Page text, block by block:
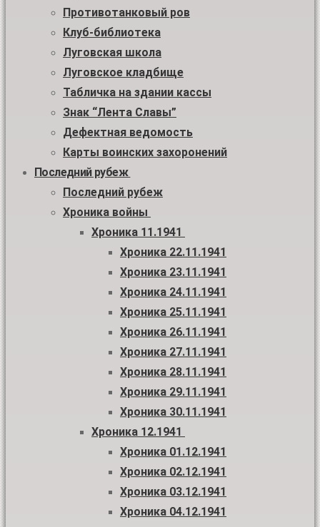
Противотанковый ров
Клуб-библиотека
Луговская школа
Луговское кладбище
Табличка на здании кассы
Знак “Лента Славы”
Дефектная ведомость
Карты воинских захоронений
Последний рубеж
Последний рубеж
Хроника войны
Хроника 11.1941
Хроника 22.11.1941
Хроника 23.11.1941
Хроника 24.11.1941
Хроника 25.11.1941
Хроника 26.11.1941
Хроника 27.11.1941
Хроника 28.11.1941
Хроника 29.11.1941
Хроника 30.11.1941
Хроника 12.1941
Хроника 01.12.1941
Хроника 02.12.1941
Хроника 03.12.1941
Хроника 04.12.1941